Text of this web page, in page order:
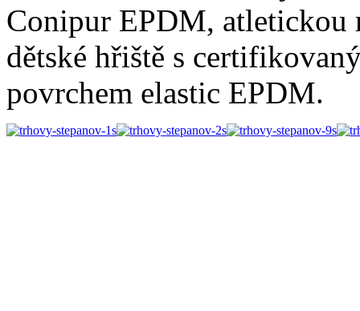
Conipur EPDM, atletickou
dětské hřiště s
povrchem elastic EPDM.